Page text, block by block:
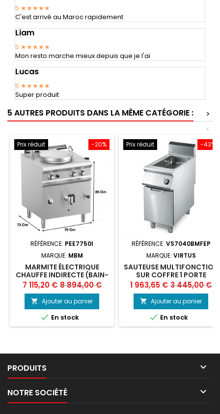
5 ★★★★★
C'est arrivé au Maroc rapidement
Liam
5 ★★★★★
Mon resto marche mieux depuis que je l'ai
Lucas
5 ★★★★★
Super produit
5 AUTRES PRODUITS DANS LA MÊME CATÉGORIE :
>
<
-20%
Prix réduit
RÉFÉRENCE: PEE7750I
MARQUE: MBM
MARMITE ÉLECTRIQUE
CHAUFFE INDIRECTE (BAIN-
MARIE) - 50 LITRES - MBM
Prix
7 115,20 € Prix
de
base
8 894,00 €
 Ajouter au panier
 En stock
-43%
Prix réduit
RÉFÉRENCE: VS7040BMFEP
MARQUE: VIRTUS
SAUTEUSE MULTIFONCTION
SUR COFFRE 1 PORTE
CAPACITÉ 13 LITRES
Prix
1 963,65 € Prix
de
base
3 445,00 €
 Ajouter au panier
 En stock
PRODUITS 
NOTRE SOCIÉTÉ 